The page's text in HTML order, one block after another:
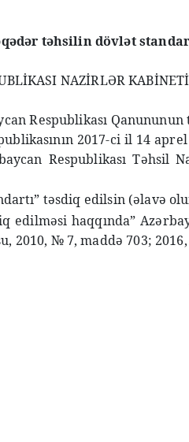
təhsilin dövlət
NAZİRLƏR
Respublikası
2017-ci il 14
Respublikası Təhsil
təsdiq edilsin (əlavə
edilməsi haqqında”
2010, № 7, maddə 703;